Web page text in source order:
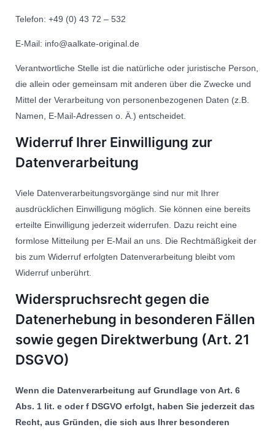
Telefon: +49 (0) 43 72 – 532
E-Mail: info@aalkate-original.de
Verantwortliche Stelle ist die natürliche oder juristische Person,
die allein oder gemeinsam mit anderen über die Zwecke und
Mittel der Verarbeitung von personenbezogenen Daten (z.B.
Namen, E-Mail-Adressen o. Ä.) entscheidet.
Widerruf Ihrer Einwilligung zur
Datenverarbeitung
Viele Datenverarbeitungsvorgänge sind nur mit Ihrer
ausdrücklichen Einwilligung möglich. Sie können eine bereits
erteilte Einwilligung jederzeit widerrufen. Dazu reicht eine
formlose Mitteilung per E-Mail an uns. Die Rechtmäßigkeit der
bis zum Widerruf erfolgten Datenverarbeitung bleibt vom
Widerruf unberührt.
Widerspruchsrecht gegen die
Datenerhebung in besonderen Fällen
sowie gegen Direktwerbung (Art. 21
DSGVO)
Wenn die Datenverarbeitung auf Grundlage von Art. 6
Abs. 1 lit. e oder f DSGVO erfolgt, haben Sie jederzeit das
Recht, aus Gründen, die sich aus Ihrer besonderen